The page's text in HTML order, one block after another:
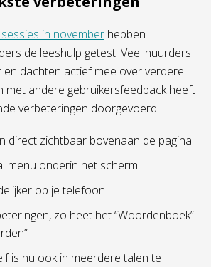
in november hebben
de leeshulp getest. Veel huurders
dachten actief mee over verdere
met andere gebruikersfeedback heeft
verbeteringen doorgevoerd:
direct zichtbaar bovenaan de pagina
menu onderin het scherm
op je telefoon
zo heet het “Woordenboek”
is nu ook in meerdere talen te